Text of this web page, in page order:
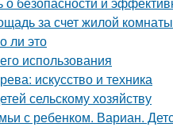
за счет жилой комнаты
ли это
использования
искусство и техника
сельскому хозяйству
с ребенком. Вариан.